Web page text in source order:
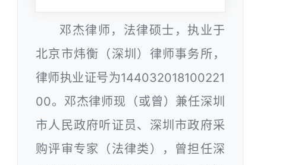
邓杰律师，法律硕士，执业于
北京市炜衡（深圳）律师事务所，
律师执业证号为144032018100221
00。邓杰律师现（或曾）兼任深圳
市人民政府听证员、深圳市政府采
购评审专家（法律类），曾担任深